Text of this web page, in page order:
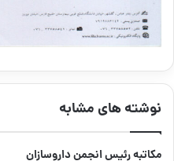
نوشته های مشابه
مکاتبه رئیس انجمن داروسازان